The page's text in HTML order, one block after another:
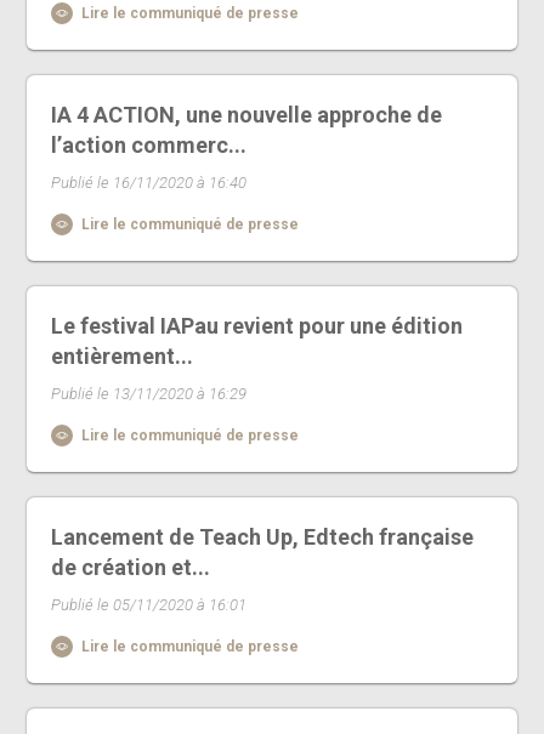
Lire le communiqué de presse
IA 4 ACTION, une nouvelle approche de
l’action commerc...
Publié le 16/11/2020 à 16:40
Lire le communiqué de presse
Le festival IAPau revient pour une édition
entièrement...
Publié le 13/11/2020 à 16:29
Lire le communiqué de presse
Lancement de Teach Up, Edtech française
de création et...
Publié le 05/11/2020 à 16:01
Lire le communiqué de presse